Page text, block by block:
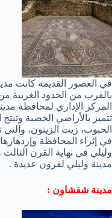
في العصور القديمة كانت
بالقرب من الحدود الغربية
المركز الإداري لمحافظة
تتميز بالأراضي الخصبة
الحبوب، زيت الزيتون،
في إثراء المحافظة
وليلي في نهاية القرن
مدينة وليلي لقرون عديدة .
مدينة شفشاون :